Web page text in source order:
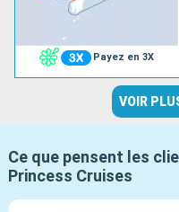
Payez en 3X
VOIR
Ce que pensent les
Princess Cruises